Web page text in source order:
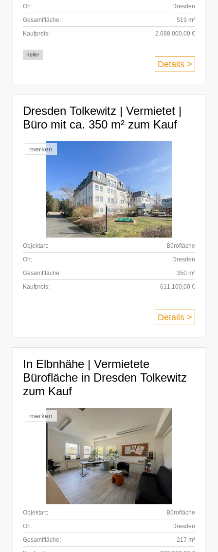
Ort:
Dresden
Gesamtfläche:
519 m²
Kaufpreis:
2.688.000,00 €
Keller
Details >
Dresden Tolkewitz | Vermietet |
Büro mit ca. 350 m² zum Kauf
merken
Objektart:
Bürofläche
Ort:
Dresden
Gesamtfläche:
350 m²
Kaufpreis:
611.100,00 €
Details >
In Elbnhähe | Vermietete
Bürofläche in Dresden Tolkewitz
zum Kauf
merken
Objektart:
Bürofläche
Ort:
Dresden
Gesamtfläche:
217 m²